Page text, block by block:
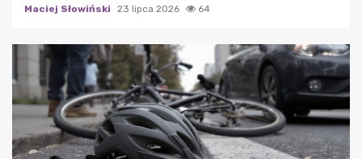
Maciej Słowiński 23 lipca 2026 64